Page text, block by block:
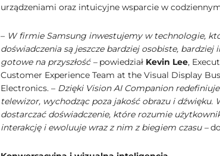
urządzeniami oraz intuicyjne wsparcie w
– W firmie Samsung inwestujemy w technologie,
doświadczenia są jeszcze bardziej osobiste,
gotowe na przyszłość –powiedziałKevin Lee,
Customer Experience Team at the Visual Display
Electronics. – Dzięki Vision AI Companion
telewizor, wychodząc poza jakość obrazu i dźwięku.
dostarczać doświadczenie, które rozumie
interakcję i ewoluuje wraz z nim z biegiem czasu –